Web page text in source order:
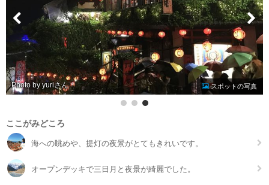
Photo by yuri スポットの写真
ここがみどころ
海への眺めや、提灯の夜景がとてもきれいです。
オープンデッキで三日月と夜景が綺麗でした。